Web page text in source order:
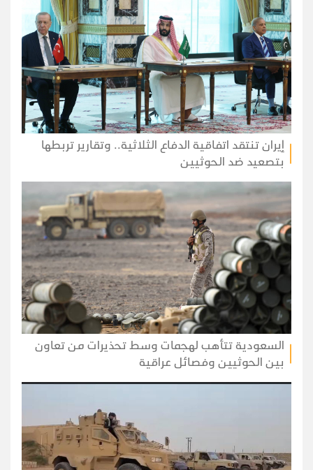
إيران تنتقد اتفاقية الدفاع الثلاثية.. وتقارير تربطها
بتصعيد ضد الحوثيين
السعودية تتأهب لهجمات وسط تحذيرات من تعاون
بين الحوثيين وفصائل عراقية